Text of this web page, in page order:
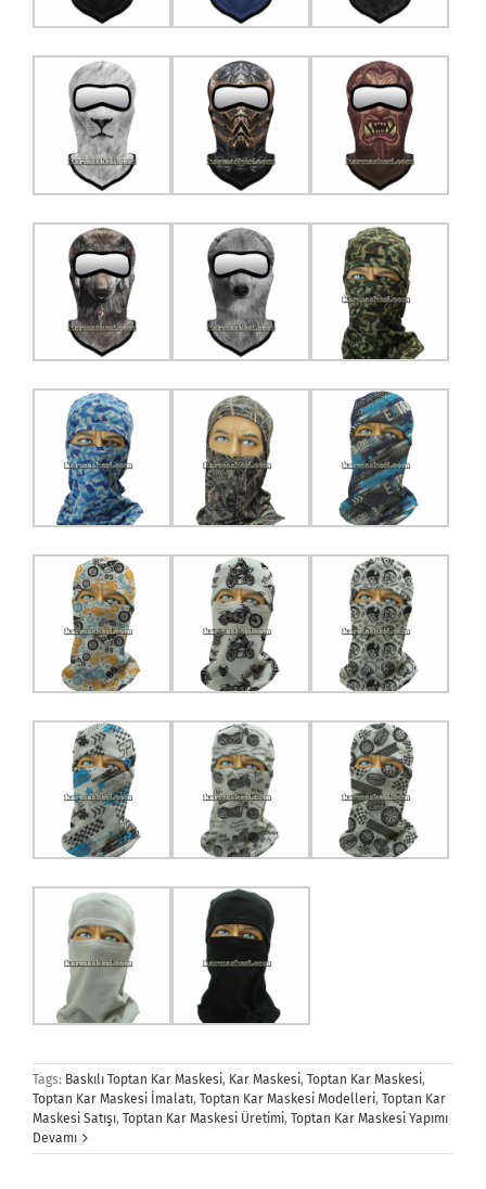
Tags: Baskılı Toptan Kar Maskesi, Kar Maskesi, Toptan Kar Maskesi,
Toptan Kar Maskesi İmalatı, Toptan Kar Maskesi Modelleri, Toptan Kar
Maskesi Satışı, Toptan Kar Maskesi Üretimi, Toptan Kar Maskesi Yapımı
Devamı